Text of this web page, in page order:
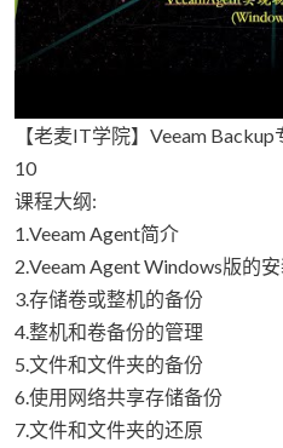
【老麦IT学院】Veeam
10
课程大纲:
1.Veeam Agent简介
2.Veeam Agent Windows版的
3.存储卷或整机的备份
4.整机和卷备份的管理
5.文件和文件夹的备份
6.使用网络共享存储备份
7.文件和文件夹的还原